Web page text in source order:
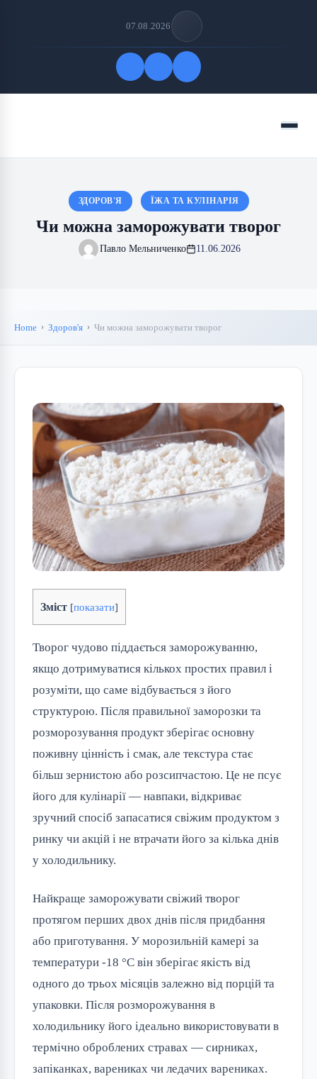
07.08.2026
Menu
ЗДОРОВ'Я ЇЖА ТА КУЛІНАРІЯ
Чи можна заморожувати творог
Павло Мельниченко 11.06.2026
Home Здоров'я Чи можна заморожувати творог
Зміст [показати]
Творог чудово піддається заморожуванню,
якщо дотримуватися кількох простих правил і
розуміти, що саме відбувається з його
структурою. Після правильної заморозки та
розморозування продукт зберігає основну
поживну цінність і смак, але текстура стає
більш зернистою або розсипчастою. Це не псує
його для кулінарії — навпаки, відкриває
зручний спосіб запасатися свіжим продуктом з
ринку чи акцій і не втрачати його за кілька днів
у холодильнику.
Найкраще заморожувати свіжий творог
протягом перших двох днів після придбання
або приготування. У морозильній камері за
температури -18 °C він зберігає якість від
одного до трьох місяців залежно від порцій та
упаковки. Після розморожування в
холодильнику його ідеально використовувати в
термічно оброблених стравах — сирниках,
запіканках, варениках чи ледачих варениках.